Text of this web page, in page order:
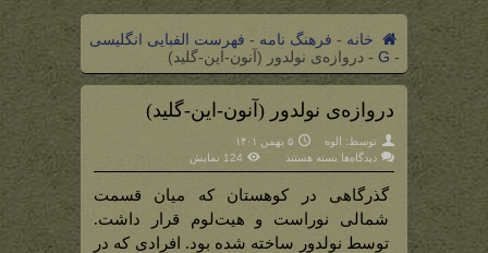
خانه - فرهنگ نامه - فهرست الفبایی انگلیسی
-
G
- دروازه‌ی نولدور (آنون-این-گلید)
دروازه‌ی نولدور (آنون-این-گلید)
توسط: الوه
۵ بهمن ۱۴۰۱
دیدگاه‌ها برای
(آنون-
این-
گلید)
بسته هستند 124 نمایش
گذرگاهی در کوهستان که میان قسمت
شمالی نوراست و هیت‌لوم قرار داشت.
توسط نولدور ساخته شده بود. افرادی که در